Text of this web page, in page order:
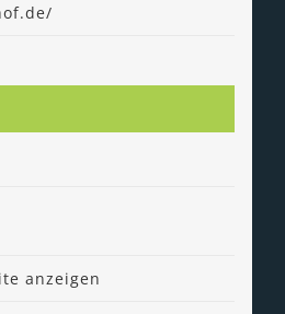
anzeigen